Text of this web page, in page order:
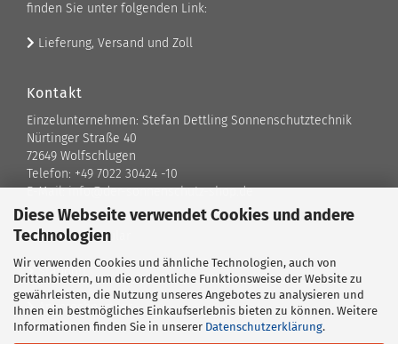
Diese Webseite verwendet Cookies und andere
Technologien
Wir verwenden Cookies und ähnliche Technologien, auch von
Drittanbietern, um die ordentliche Funktionsweise der Website zu
gewährleisten, die Nutzung unseres Angebotes zu analysieren und
Ihnen ein bestmögliches Einkaufserlebnis bieten zu können. Weitere
Informationen finden Sie in unserer Datenschutzerklärung.
finden Sie unter folgenden Link:
Lieferung, Versand und Zoll
Kontakt
Einzelunternehmen: Stefan Dettling Sonnenschutztechnik
Nürtinger Straße 40
72649 Wolfschlugen
Telefon: +49 7022 30424 -10
E-Mail: info@der-sonnenschutz-shop.de
Kontaktformular
Standort
Ansprechpartner